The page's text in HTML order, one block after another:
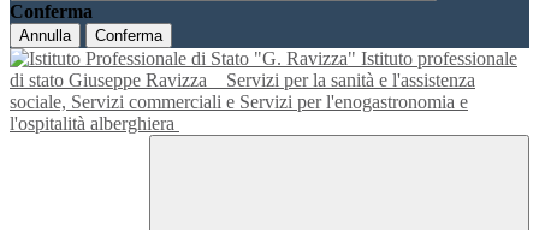
Conferma
Annulla Conferma
Istituto professionale
di stato Giuseppe Ravizza
Servizi per la sanità e l'assistenza
sociale, Servizi commerciali e Servizi per l'enogastronomia e
l'ospitalità alberghiera